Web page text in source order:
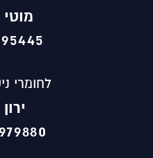
מוטי
לחומרי